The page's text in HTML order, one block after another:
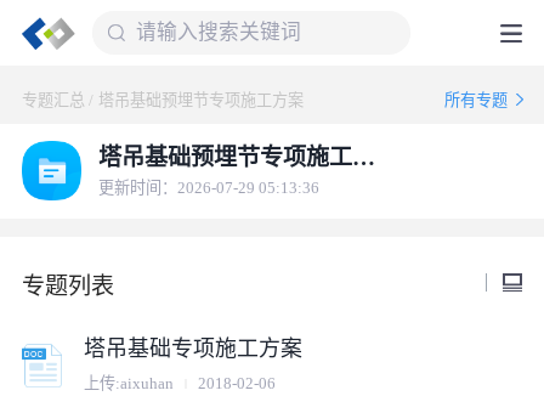
专题汇总 / 塔吊基础预埋节专项施工方案 所有专题
塔吊基础预埋节专项施工方案
更新时间：2026-07-29 05:13:36
专题列表
塔吊基础专项施工方案
上传:aixuhan 2018-02-06